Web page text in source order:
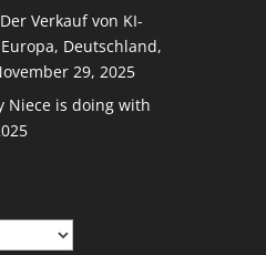
Verkauf von KI-
Deutschland,
29, 2025
Niece is doing with